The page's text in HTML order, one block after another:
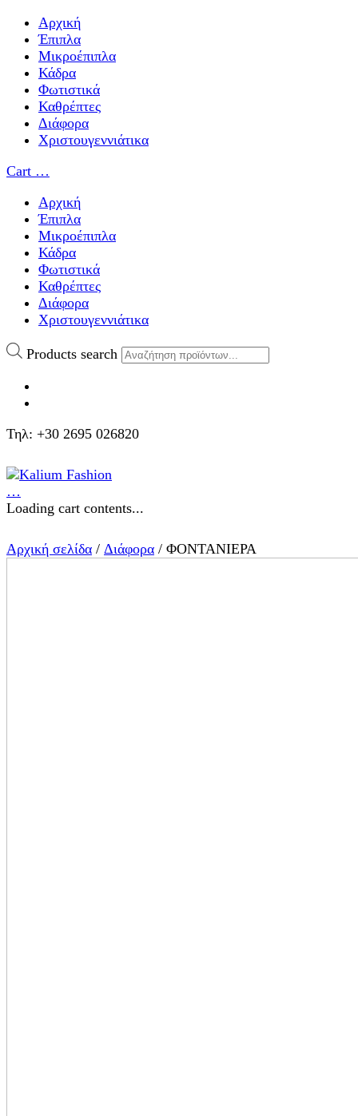
Αρχική
Έπιπλα
Μικροέπιπλα
Κάδρα
Φωτιστικά
Καθρέπτες
Διάφορα
Χριστουγεννιάτικα
Cart …
Αρχική
Έπιπλα
Μικροέπιπλα
Κάδρα
Φωτιστικά
Καθρέπτες
Διάφορα
Χριστουγεννιάτικα
Products search
Τηλ: +30 2695 026820
…
Loading cart contents...
Αρχική σελίδα / Διάφορα / ΦΟΝΤΑΝΙΕΡΑ